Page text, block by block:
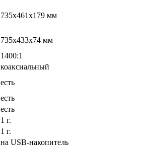
735x461x179 мм
735x433x74 мм
1400:1
коаксиальный
есть
есть
есть
1 г.
1 г.
на USB-накопитель